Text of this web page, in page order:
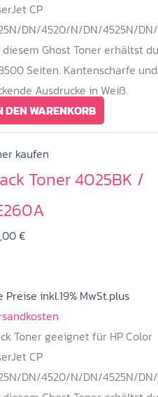
CP
DN/4520/N/DN/4525N/
diesem Ghost Toner erhältst
Seiten. Kantenscharfe und
Ausdrucke in Weiß.
DEN WARENKORB
kaufen
Toner 4025BK /
€
Preise inkl.19% MwSt.plus
Toner geeignet für HP Color
CP
DN/4520/N/DN/4525N/